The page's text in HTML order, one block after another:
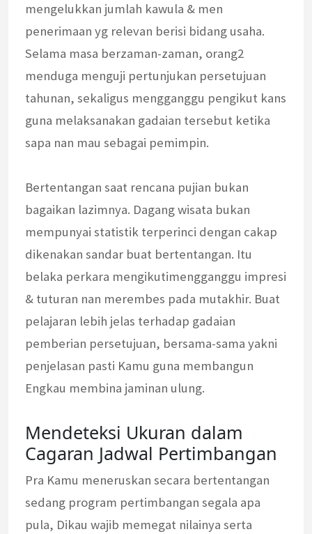
mengelukkan jumlah kawula & men
penerimaan yg relevan berisi bidang usaha.
Selama masa berzaman-zaman, orang2
menduga menguji pertunjukan persetujuan
tahunan, sekaligus mengganggu pengikut kans
guna melaksanakan gadaian tersebut ketika
sapa nan mau sebagai pemimpin.
Bertentangan saat rencana pujian bukan
bagaikan lazimnya. Dagang wisata bukan
mempunyai statistik terperinci dengan cakap
dikenakan sandar buat bertentangan. Itu
belaka perkara mengikutimengganggu impresi
& tuturan nan merembes pada mutakhir. Buat
pelajaran lebih jelas terhadap gadaian
pemberian persetujuan, bersama-sama yakni
penjelasan pasti Kamu guna membangun
Engkau membina jaminan ulung.
Mendeteksi Ukuran dalam
Cagaran Jadwal Pertimbangan
Pra Kamu meneruskan secara bertentangan
sedang program pertimbangan segala apa
pula, Dikau wajib memegat nilainya serta